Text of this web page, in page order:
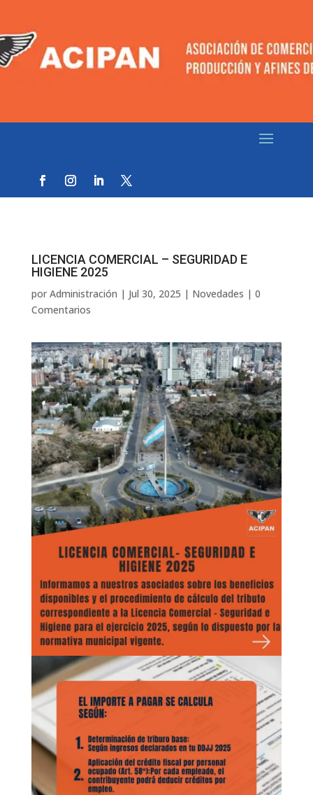
LICENCIA COMERCIAL – SEGURIDAD E
HIGIENE 2025
por Administración | Jul 30, 2025 | Novedades | 0
Comentarios